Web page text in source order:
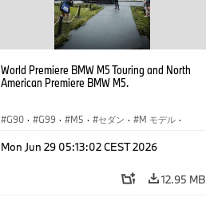
World Premiere BMW M5 Touring and North
American Premiere BMW M5.
G90 · G99 · M5 · セダン · M モデル ·
Mon Jun 29 05:13:02 CEST 2026
12.95 MB